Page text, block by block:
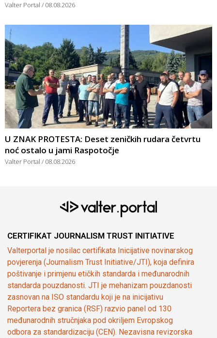
Valter Portal 08.08.2026
U ZNAK PROTESTA: Deset zeničkih rudara četvrtu
noć ostalo u jami Raspotočje
Valter Portal 08.08.2026
CERTIFIKAT JOURNALISM TRUST INITIATIVE
Valterportal je nosilac certifikata Inicijative novinarskog
povjerenja (Journalism Trust Initiative/JTI), koja definira
poštivanje i primjenu etičkih standarda i međunarodnih
standarda pouzdanosti. JTI je mehanizam pouzdanosti
zasnovan na ISO standardu koji je na inicijativu
Reportera bez granica (RSF) razvio panel od 130
međunarodnih stručnjaka pod okriljem Evropskog
odbora za standardizaciju (CEN). Nezavisna revizorska